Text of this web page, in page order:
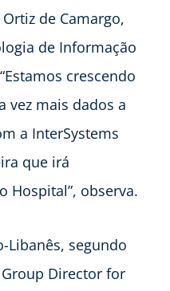
de Camargo,
de Informação
crescendo
vez mais dados a
a InterSystems
que irá
Hospital”, observa.
Libanês, segundo
Director for